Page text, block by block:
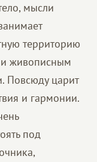
мысли
территорию
и живописным
Повсюду царит
и гармонии.
под